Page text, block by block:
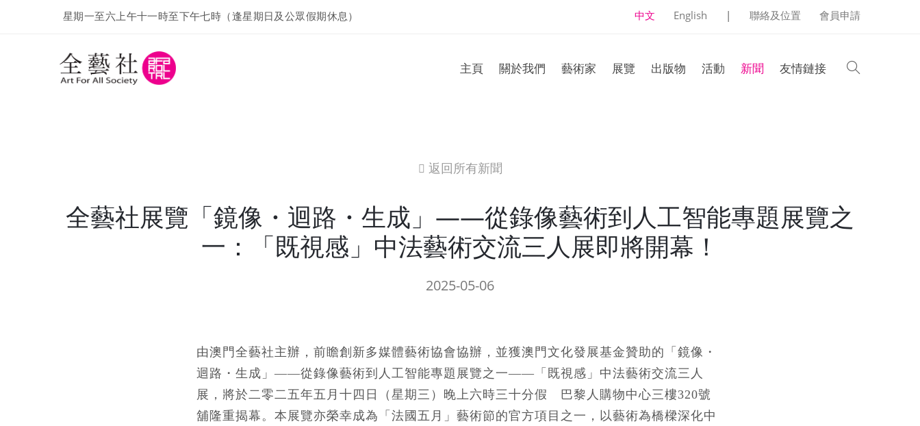
星期一至六上午十一時至下午七時（逢星期日及公眾假期休息） 中文 English | 聯絡及位置 會員申請
主頁 關於我們 藝術家 展覽 出版物 活動 新聞 友情鏈接
icon
返回所有新聞
全藝社展覽「鏡像・迴路・生成」——從錄像藝術到人工智能專題展覽之
一：「既視感」中法藝術交流三人展即將開幕！
2025-05-06
由澳門 全藝社主辦，前瞻創新多媒體藝術協會協辦，並獲澳門文化發展基金贊助的「鏡像 ・
迴路 ・ 生成」——從錄像藝術到人工智能專題展覽之一——「既視感」中法藝術交流三人
展，將於二零二五年五 月十 四 日（星期三 ）晚上六時三十分假 巴黎人購物中心三樓320號
舖隆重揭幕。本展覽亦榮幸成為「法國五月」藝術節的官方項目之一，以藝術為橋樑深化中